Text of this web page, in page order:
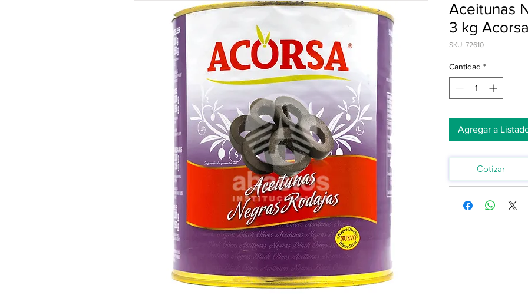
Aceitunas
3 kg
SKU: 72610
Cantidad *
Agregar a
Cotizar